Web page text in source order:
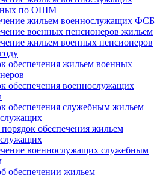
по ОШМ
жильем военнослужащих ФСБ
военных пенсионеров жильем
жильем военных пенсионеров
обеспечения жильем военных
обеспечения военнослужащих
обеспечения служебным жильем
обеспечения жильем
военнослужащих служебным
обеспечении жильем